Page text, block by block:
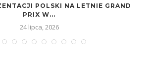
POLSKI NA LETNIE GRAND
PRIX W...
24 lipca, 2026